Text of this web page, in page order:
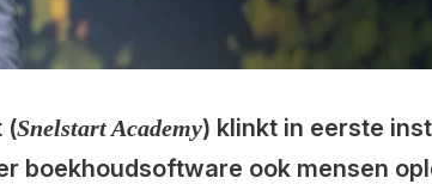
(Snelstart Academy) klinkt in eerste
boekhoudsoftware ook mensen